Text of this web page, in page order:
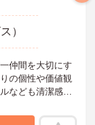
）
仲間を大切にす
の個性や価値観
なども清潔感が
与とは別に支給